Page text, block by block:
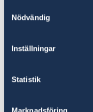
Nödvändig
Inställningar
Statistik
med den utbredda
katastrofhoten är
förväntas öka i
översvämningar